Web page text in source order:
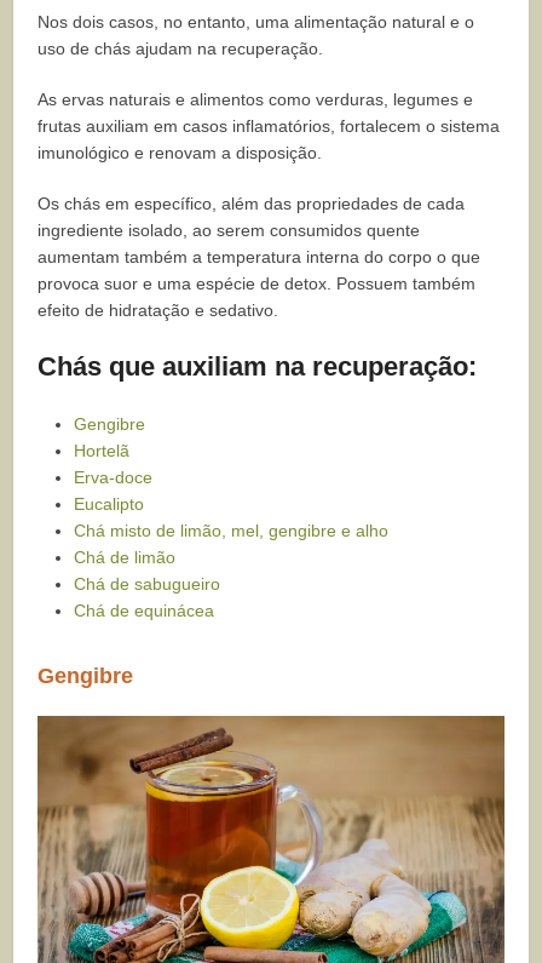
Nos dois casos, no entanto, uma alimentação natural e o
uso de chás ajudam na recuperação.
As ervas naturais e alimentos como verduras, legumes e
frutas auxiliam em casos inflamatórios, fortalecem o sistema
imunológico e renovam a disposição.
Os chás em específico, além das propriedades de cada
ingrediente isolado, ao serem consumidos quente
aumentam também a temperatura interna do corpo o que
provoca suor e uma espécie de detox. Possuem também
efeito de hidratação e sedativo.
Chás que auxiliam na recuperação:
Gengibre
Hortelã
Erva-doce
Eucalipto
Chá misto de limão, mel, gengibre e alho
Chá de limão
Chá de sabugueiro
Chá de equinácea
Gengibre